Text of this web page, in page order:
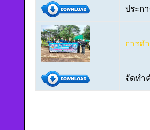
ประก
การด
จัดทำ